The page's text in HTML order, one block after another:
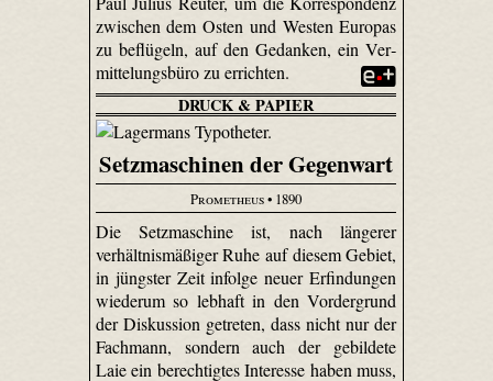
zwischen dem Osten und Westen Europas
zu beflügeln, auf den Gedanken, ein Ver­
mittelungs­büro zu errichten.
DRUCK & PAPIER
Setzmaschinen der Gegenwart
Prometheus• 1890
Die Setzmaschine ist, nach längerer
verhältnismäßiger Ruhe auf diesem Gebiet,
in jüngster Zeit infolge neuer Erfindungen
wiederum so lebhaft in den Vordergrund
der Diskussion getreten, dass nicht nur der
Fachmann, sondern auch der gebildete
Laie ein berechtigtes Interesse haben muss,